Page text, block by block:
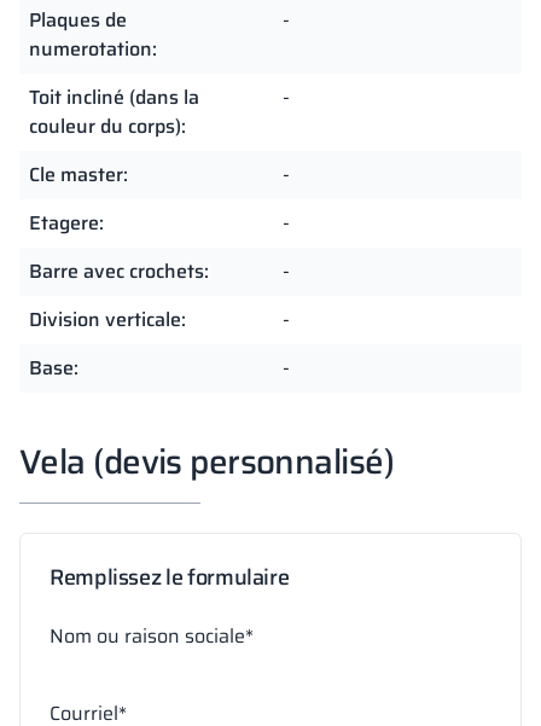
Plaques de
numerotation:
-
Toit incliné (dans la
couleur du corps):
-
Cle master:
-
Etagere:
-
Barre avec crochets:
-
Division verticale:
-
Base:
-
Vela (devis personnalisé)
Remplissez le formulaire
Nom ou raison sociale*
Courriel*